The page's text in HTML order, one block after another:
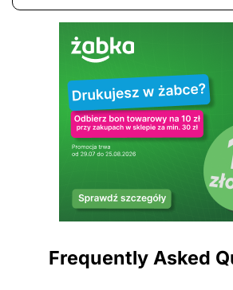
Frequently Asked